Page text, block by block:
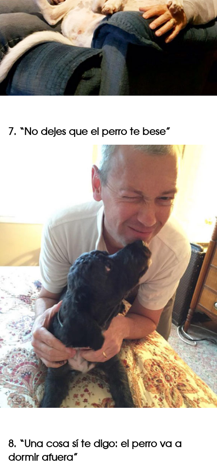
7. “No dejes que el perro te bese”
8. “Una cosa sí te digo: el perro va a
dormir afuera”